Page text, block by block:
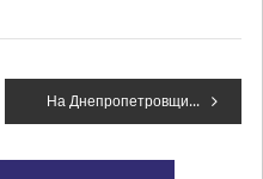
На Днепропетровщине создали еще одну территориальную общину